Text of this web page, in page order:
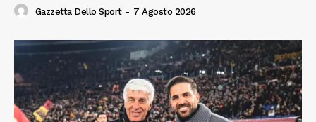
Gazzetta Dello Sport - 7 Agosto 2026